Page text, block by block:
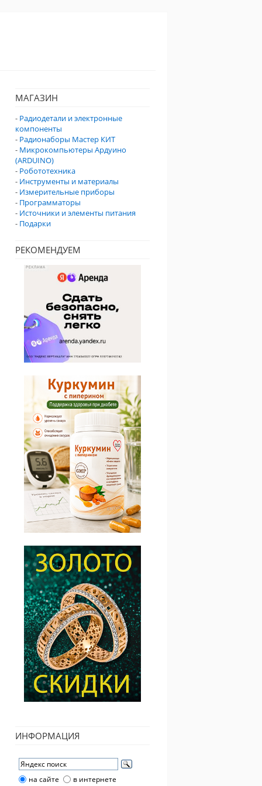
МАГАЗИН
- Радиодетали и электронные
компоненты
- Радионаборы Мастер КИТ
- Микрокомпьютеры Ардуино
(ARDUINO)
- Робототехника
- Инструменты и материалы
- Измерительные приборы
- Программаторы
- Источники и элементы питания
- Подарки
РЕКОМЕНДУЕМ
ИНФОРМАЦИЯ
на сайте в интернете